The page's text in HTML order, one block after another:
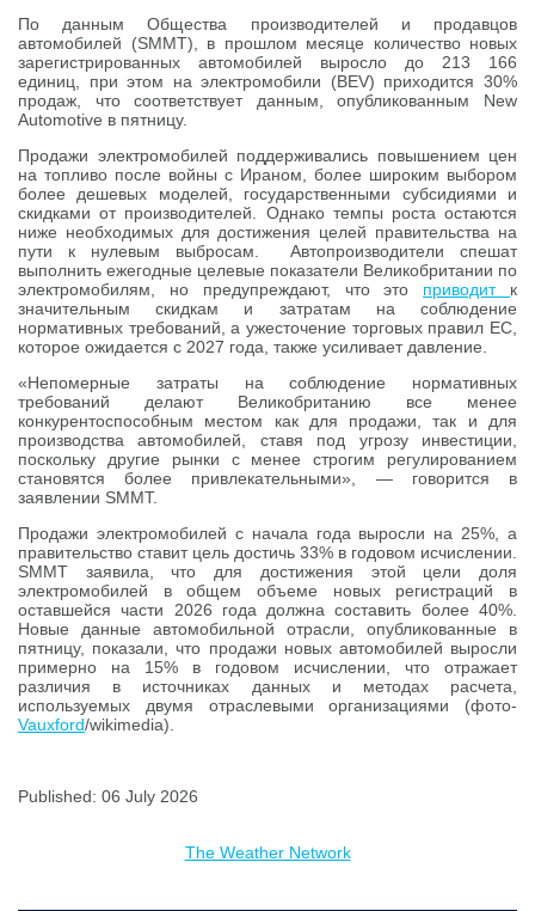
По данным Общества производителей и продавцов
автомобилей (SMMT), в прошлом месяце количество новых
зарегистрированных автомобилей выросло до 213 166
единиц, при этом на электромобили (BEV) приходится 30%
продаж, что соответствует данным, опубликованным New
Automotive в пятницу.
Продажи электромобилей поддерживались повышением цен
на топливо после войны с Ираном, более широким выбором
более дешевых моделей, государственными субсидиями и
скидками от производителей. Однако темпы роста остаются
ниже необходимых для достижения целей правительства на
пути к нулевым выбросам. Автопроизводители спешат
выполнить ежегодные целевые показатели Великобритании по
электромобилям, но предупреждают, что это приводит к
значительным скидкам и затратам на соблюдение
нормативных требований, а ужесточение торговых правил ЕС,
которое ожидается с 2027 года, также усиливает давление.
«Непомерные затраты на соблюдение нормативных
требований делают Великобританию все менее
конкурентоспособным местом как для продажи, так и для
производства автомобилей, ставя под угрозу инвестиции,
поскольку другие рынки с менее строгим регулированием
становятся более привлекательными», — говорится в
заявлении SMMT.
Продажи электромобилей с начала года выросли на 25%, а
правительство ставит цель достичь 33% в годовом исчислении.
SMMT заявила, что для достижения этой цели доля
электромобилей в общем объеме новых регистраций в
оставшейся части 2026 года должна составить более 40%.
Новые данные автомобильной отрасли, опубликованные в
пятницу, показали, что продажи новых автомобилей выросли
примерно на 15% в годовом исчислении, что отражает
различия в источниках данных и методах расчета,
используемых двумя отраслевыми организациями (фото-
Vauxford/wikimedia).
Published: 06 July 2026
The Weather Network